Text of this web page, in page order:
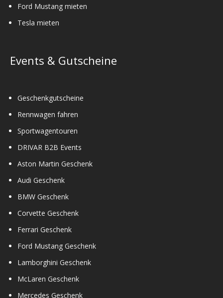
Ford Mustang mieten
Tesla mieten
Events & Gutscheine
Geschenkgutscheine
Rennwagen fahren
Sportwagentouren
DRIVAR B2B Events
Aston Martin Geschenk
Audi Geschenk
BMW Geschenk
Corvette Geschenk
Ferrari Geschenk
Ford Mustang Geschenk
Lamborghini Geschenk
McLaren Geschenk
Mercedes Geschenk